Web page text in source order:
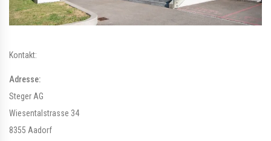
Kontakt:
Adresse:
Steger AG
Wiesentalstrasse 34
8355 Aadorf